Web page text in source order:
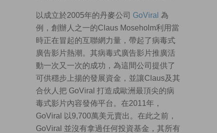
以成立於2005年的丹麥公司 GoViral 為
例，創辦人之一的Claus Moseholm利用當
時正在冒起的互聯網力量，帶起了病毒式
廣告影片熱潮。其病毒式廣告影片推廣活
動一次又一次的成功，為這間公司提供了
可供穩步上揚的發展資金，並讓Claus及其
合伙人把 GoViral 打造成歐洲最頂尖的病
毒式影片內容發佈平台。在2011年，
GoViral 以9,700萬美元賣出。在此之前，
GoViral 並沒有拿過任何投資基金，其所有